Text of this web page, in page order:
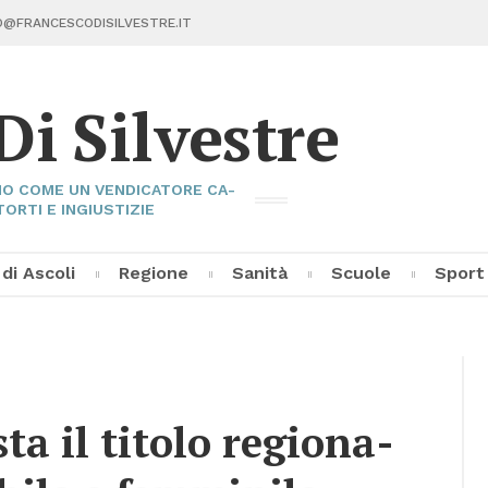
Sil­ve­stre
COME UN VEN­DI­CA­TO­RE CA­
E IN­GIU­STI­ZIE
Asco­li Re­gio­ne Sa­ni­tà Scuo­le Sport
il ti­to­lo re­gio­na­